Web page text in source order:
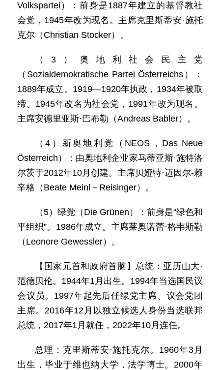
Volkspartei）：前身是1887年建立的基督教社
会党，1945年改为现名。主席克里斯蒂安·施托
克尔（Christian Stocker）。
（3）奥地利社会民主党
（Sozialdemokratische Partei Österreichs）：
1889年成立。1919—1920年执政，1934年被取
缔。1945年改名为社会党，1991年改为现名。
主席安德里亚斯·巴布勒（Andreas Babler）。
（4）新奥地利党（NEOS，Das Neue
Österreich）：由奥地利企业家马蒂亚斯·施特洛
尔茨于2012年10月创建。主席贝娅特·迈因尔-赖
辛格（Beate Meinl－Reisinger）。
（5）绿党（Die Grünen）：前身是“绿色和
平组织”。1986年成立。主席莱奥诺蕾·格韦斯勒
（Leonore Gewessler）。
【国家元首和政府首脑】总统：亚历山大·
范德贝伦。1944年1月出生。1994年当选国民议
会议员。1997年起先后任绿党主席、议会党团
主席。2016年12月以独立候选人身份当选联邦
总统，2017年1月就任，2022年10月连任。
总理：克里斯蒂安·施托克尔。1960年3月
出生，毕业于维也纳大学，法学博士。2000年